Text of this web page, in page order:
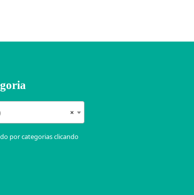
×
por categorias clicando